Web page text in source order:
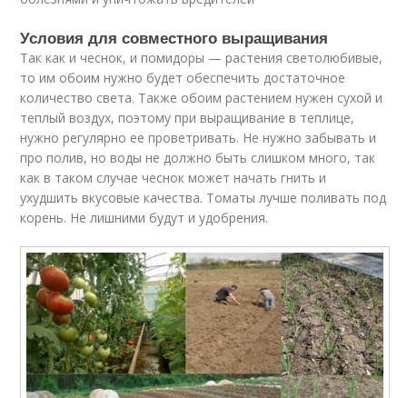
Условия для совместного выращивания
Так как и чеснок, и помидоры — растения светолюбивые,
то им обоим нужно будет обеспечить достаточное
количество света. Также обоим растением нужен сухой и
теплый воздух, поэтому при выращивание в теплице,
нужно регулярно ее проветривать. Не нужно забывать и
про полив, но воды не должно быть слишком много, так
как в таком случае чеснок может начать гнить и
ухудшить вкусовые качества. Томаты лучше поливать под
корень. Не лишними будут и удобрения.